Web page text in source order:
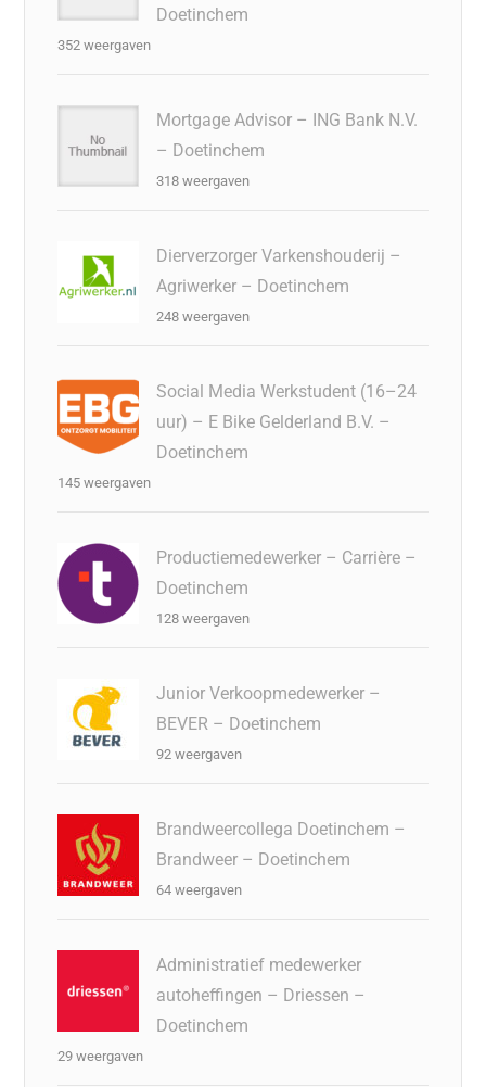
Doetinchem
352 weergaven
Mortgage Advisor – ING Bank N.V.
– Doetinchem
318 weergaven
Dierverzorger Varkenshouderij –
Agriwerker – Doetinchem
248 weergaven
Social Media Werkstudent (16–24
uur) – E Bike Gelderland B.V. –
Doetinchem
145 weergaven
Productiemedewerker – Carrière –
Doetinchem
128 weergaven
Junior Verkoopmedewerker –
BEVER – Doetinchem
92 weergaven
Brandweercollega Doetinchem –
Brandweer – Doetinchem
64 weergaven
Administratief medewerker
autoheffingen – Driessen –
Doetinchem
29 weergaven